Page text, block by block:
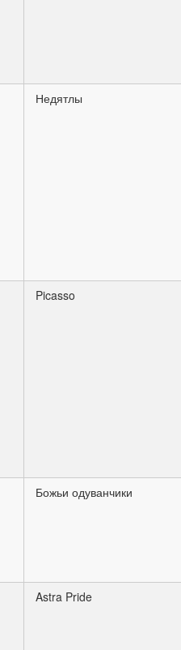
Недятлы
Picasso
Божьи одуванчики
Astra Pride